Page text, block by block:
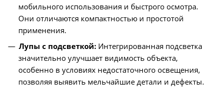
мобильного использования и быстрого осмотра.
Они отличаются компактностью и простотой
применения.
Лупы с подсветкой: Интегрированная подсветка
значительно улучшает видимость объекта,
особенно в условиях недостаточного освещения,
позволяя выявить мельчайшие детали и дефекты.